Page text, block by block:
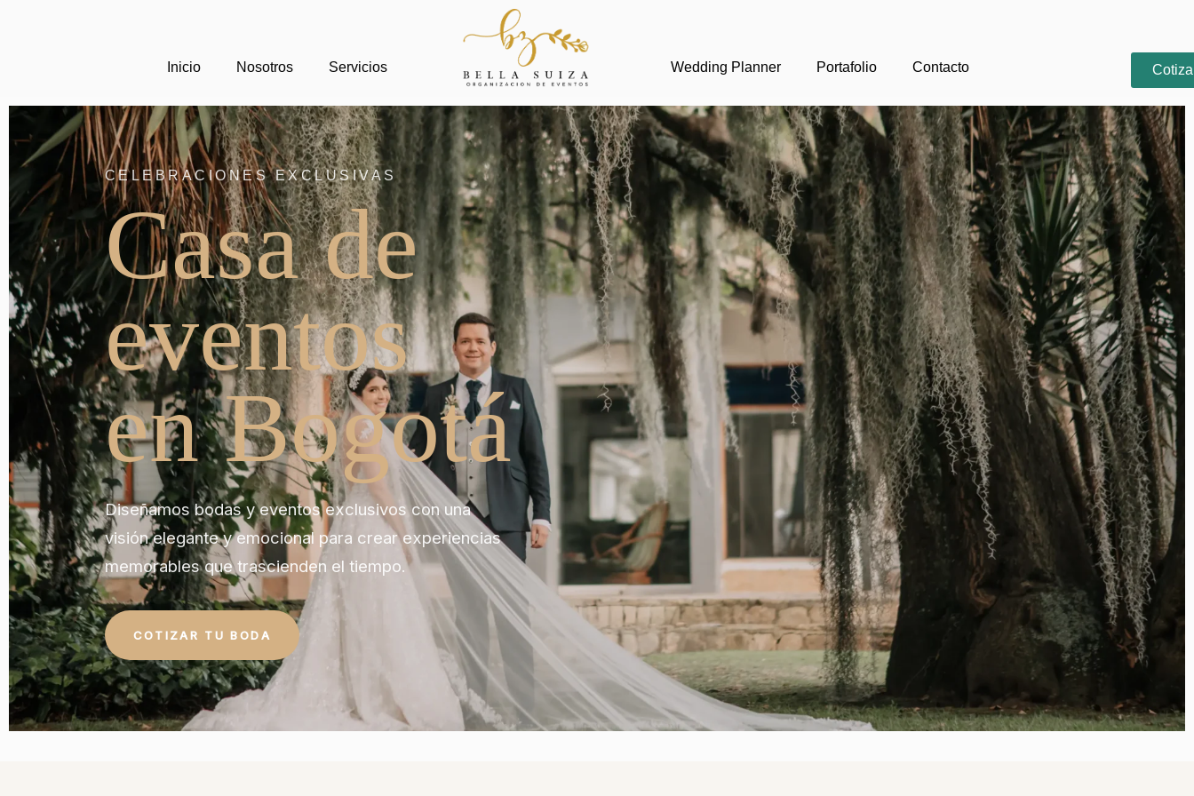
Inicio Nosotros Servicios Wedding Planner Portafolio Contacto
CELEBRACIONES EXCLUSIVAS
Casa de
eventos
en Bogotá
Diseñamos bodas y eventos exclusivos con una
visión elegante y emocional para crear experiencias
memorables que trascienden el tiempo.
COTIZAR TU BODA